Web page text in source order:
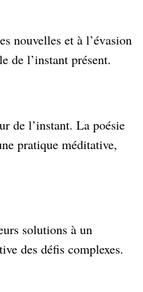
nouvelles et à l’évasion
de l’instant présent.
de l’instant. La poésie
pratique méditative,
solutions à un
des défis complexes.